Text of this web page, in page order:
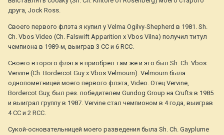
друга, Jock Ross.
Своего первого флэта я купил у Velma Ogilvy-Shepherd в 1981. Sh.
Ch. Vbos Video (Ch. Falswift Apparition x Vbos Vilna) получил титул
чемпиона в 1989-м, выиграв 3 СС и 6 RCC.
Своего второго флэта я приобрел там же и это был Sh. Ch. Vbos
Vervine (Ch. Bordercot Guy x Vbos Velmourn). Velmourn была
однопометницей моего первого флэта, Video. Отец Vervine,
Bordercot Guy, был рез. победителем Gundog Group на Crufts в 1985
и выиграл группу в 1987. Vervine стал чемпионом в 4 года, выиграв
4 СС и 2 RCC.
Сукой-основательницей моего разведения была Sh. Ch. Gayplume